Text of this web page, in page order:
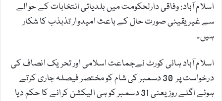
اسلام آباد: وفاقی دارلحکومت میں بلدیاتی انتخابات کے حوالے
سے غیر یقینی صورت حال کے باعث امیدوار تذبذب کا شکار
ہیں۔
اسلام آباد ہائی کورٹ نےجماعت اسلامی اور تحریک انصاف کی
درخواست پر 30 دسمبر کی شام کو مختصر فیصلہ جاری کرتے
ہوئے اگلے روز یعنی 31 دسمبر کو ہی الیکشن کرانے کا حکم دیا